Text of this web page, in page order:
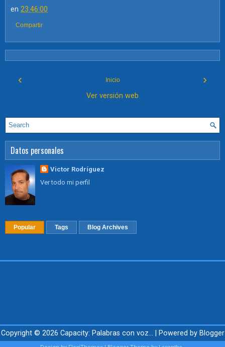
en 23:46:00
Compartir
‹ ›
Inicio
Ver versión web
Datos personales
Victor Rodríguez
Ver todo mi perfil
Popular Tags Blog Archives
Copyright © 2026 Capacity: Palabras con voz... | Powered by Blogger